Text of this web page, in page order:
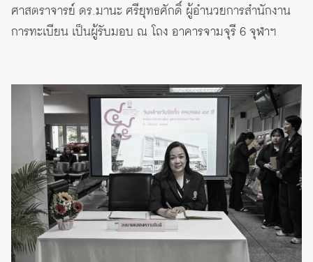
ศาสตราจารย์ ดร.มานะ ศรียุทธศักดิ์ ผู้อำนวยการสำนักงาน
การทะเบียน เป็นผู้รับมอบ ณ โถง อาคารจามจุรี 6 จุฬาฯ